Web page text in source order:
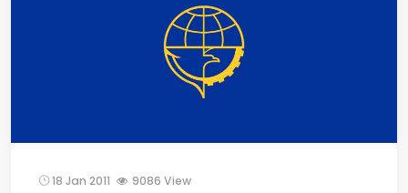
kepemimpinan bagi perempuan di sektor
perhubungan agar penempatan SDM sesuai konsep
kemampuan yang dimiliki.
18 Jan 2011 9086 View